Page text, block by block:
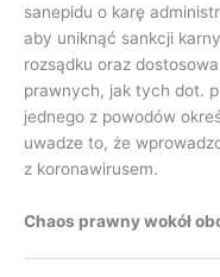
sanepidu o karę
aby uniknąć sankcji
rozsądku oraz
prawnych, jak tych dot.
jednego z powodów
uwadze to, że
z koronawirusem.
Chaos prawny wokół